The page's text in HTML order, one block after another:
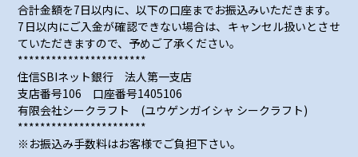
合計金額を7日以内に、以下の口座までお振込みいただきます。
7日以内にご入金が確認できない場合は、キャンセル扱いとさせ
ていただきますので、予めご了承ください。
***********************
住信SBIネット銀行 法人第一支店
支店番号106 口座番号1405106
有限会社シークラフト (ユウゲンガイシャ シークラフト)
***********************
※お振込み手数料はお客様でご負担下さい。